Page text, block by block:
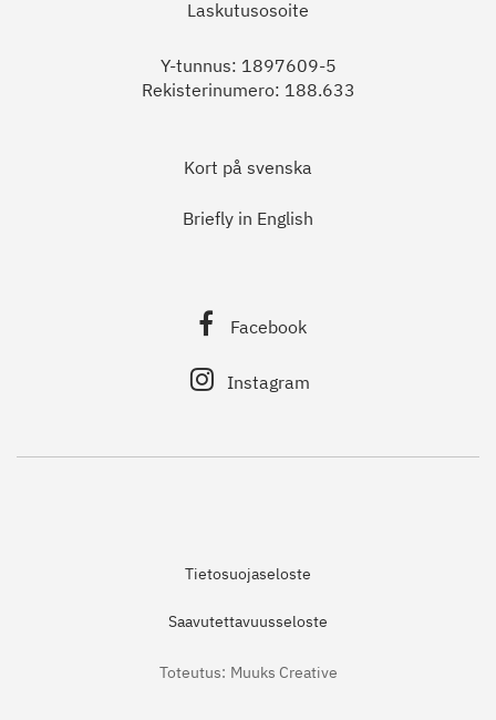
Laskutusosoite
Y-tunnus: 1897609-5
Rekisterinumero: 188.633
Kort på svenska
Briefly in English
Facebook
Instagram
Tietosuojaseloste
Saavutettavuusseloste
Toteutus: Muuks Creative